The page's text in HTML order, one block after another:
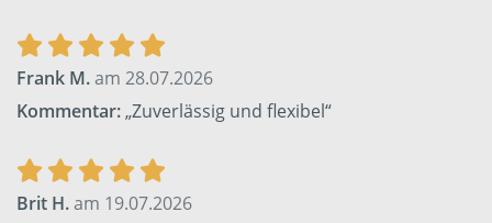
Frank M.am 28.07.2026
Kommentar:„Zuverlässig und flexibel“
Brit H.am 19.07.2026